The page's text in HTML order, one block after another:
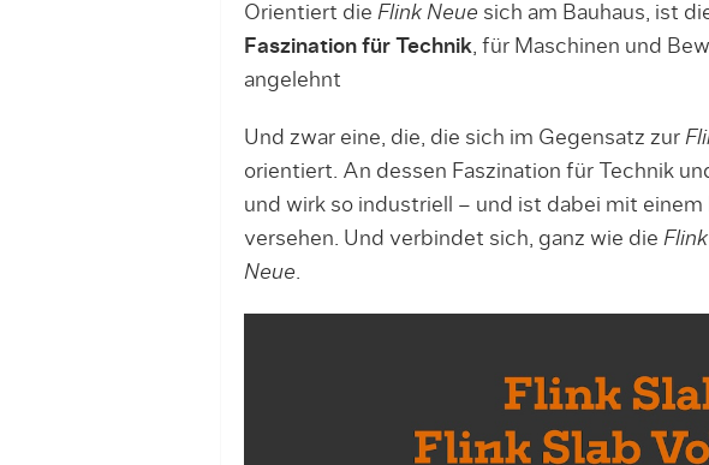
Orientiert die Flink Neue sich am Bauhaus, ist
Faszination für Technik, für Maschinen und
angelehnt
Und zwar eine, die, die sich im Gegensatz zur
orientiert. An dessen Faszination für Technik
und wirk so industriell – und ist dabei mit
versehen. Und verbindet sich, ganz wie die
Neue.